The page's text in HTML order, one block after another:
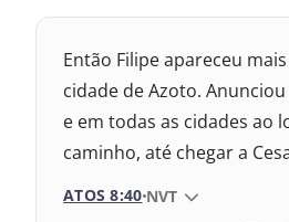
Então Filipe apareceu
cidade de Azoto.
e em todas as cidades ao
caminho, até chegar a
ATOS 8:40 VERSÃO DA BÍBLIA
NVT